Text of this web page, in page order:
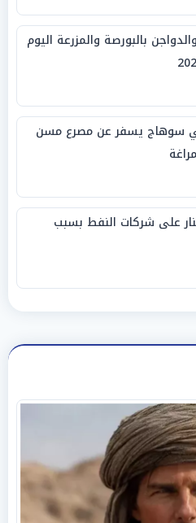
بالبورصة والمزرعة اليوم
سوهاج يسفر عن مصرع مسن
على شركات النفط بسبب